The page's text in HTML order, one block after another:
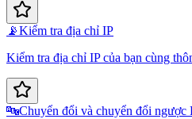
📡Kiểm tra địa chỉ IP
Kiểm tra địa chỉ IP của bạn cùng
🔤Chuyển đổi và chuyển đổi ngược